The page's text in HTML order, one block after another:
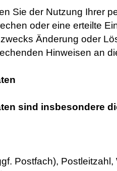
Sie der Nutzung Ihrer
oder eine erteilte
Änderung oder
Hinweisen an
sind insbesondere
Postfach), Postleitzahl,